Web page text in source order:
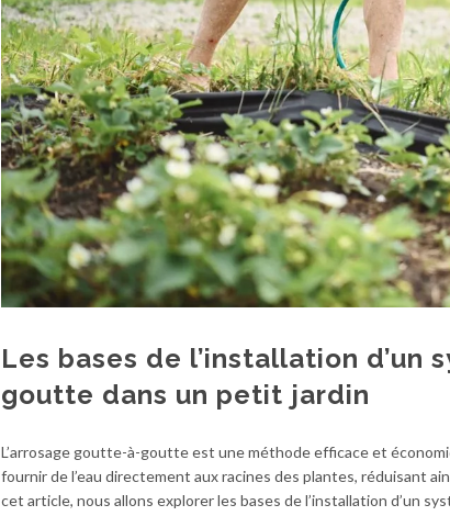
Les bases de l’installation d’un
goutte dans un petit jardin
L’arrosage goutte-à-goutte est une méthode efficace et
fournir de l’eau directement aux racines des plantes, réduisant
cet article, nous allons explorer les bases de l’installation d’un